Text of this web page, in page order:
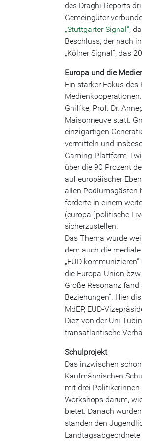
des Draghi-Reports
Gemeingüter
„Stuttgarter Signal“,
Beschluss, der nach
„Kölner Signal“, das
Europa und die
Ein starker Fokus
Gniffke, Prof. Dr.
Maisonneuve statt.
einzigartigen
vermitteln und
Gaming-Plattform
über die 90 Prozent
auf europäischer
allen Podiumsgästen
forderte in einem
(europa-)politische
sicherzustellen.
Das Thema wurde
dem auch die
„EUD
die Europa-Union
Große Resonanz
Beziehungen“. Hier
MdEP, EUD-
Diez von der Uni
transatlantische
Schulprojekt
Das inzwischen
Kaufmännischen
mit drei Politikerinnen
Workshops darum,
bietet. Danach
standen den